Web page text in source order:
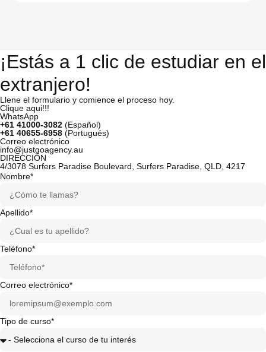
¡Estás a 1 clic de estudiar en el
extranjero!
Llene el formulario y comience el proceso hoy.
Clique aqui!!!
WhatsApp
+61 41000-3082 (Español)
+61 40655-6958 (Portugués)
Correo electrónico
info@justgoagency.au
DIRECCIÓN
4/3078 Surfers Paradise Boulevard, Surfers Paradise, QLD, 4217
Nombre*
Apellido*
Teléfono*
Correo electrónico*
Tipo de curso*